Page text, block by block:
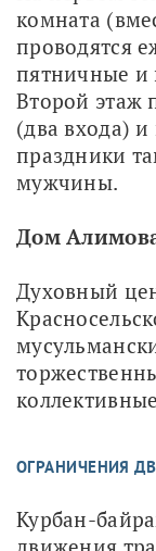
комната
проводятся
пятничные и
Второй этаж
(два входа)
праздники
мужчины.
Дом
Духовный
ОГРАНИЧЕНИЯ
Курбан-